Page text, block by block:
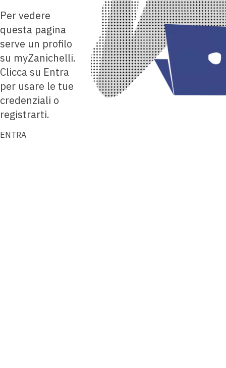
Per vedere
questa pagina
serve un profilo
su myZanichelli.
Clicca su Entra
per usare le tue
credenziali o
registrarti.
ENTRA